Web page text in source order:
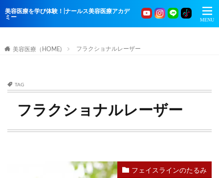
美容医療を学び体験！|ナールス美容医療アカデ
ミー
美容医療（HOME) フラクショナルレーザー
TAG
フラクショナルレーザー
フェイスラインのたるみ